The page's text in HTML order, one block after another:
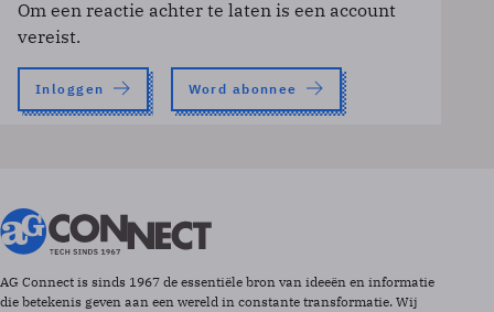
Om een reactie achter te laten is een account
vereist.
Inloggen Word abonnee
AG Connect is sinds 1967 de essentiële bron van ideeën en informatie
die betekenis geven aan een wereld in constante transformatie. Wij